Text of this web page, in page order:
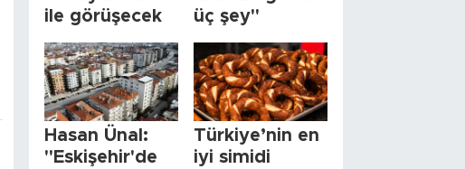
ile görüşecek
üç şey"
Hasan Ünal:
"Eskişehir'de
Türkiye’nin en
iyi simidi